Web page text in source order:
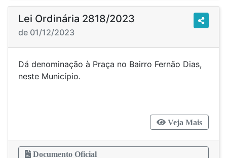
Lei Ordinária 2818/2023
de 01/12/2023
Dá denominação à Praça no Bairro Fernão Dias,
neste Município.
Veja Mais
Documento Oficial